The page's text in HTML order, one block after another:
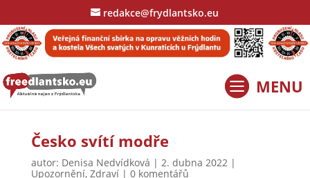
redakce@frydlantsko.eu
Česko svítí modře
autor: Denisa Nedvídková | 2. dubna 2022 |
Upozornění, Zdraví| 0 komentářů